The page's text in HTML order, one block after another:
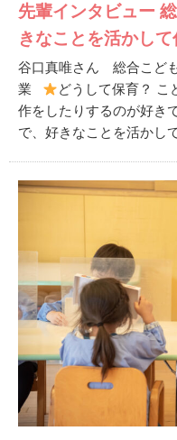
先輩インタビュー
きなことを活かして
谷口真唯さん 総合こど
業
どうして保育？ こ
作をしたりするのが好き
で、好きなことを活かし